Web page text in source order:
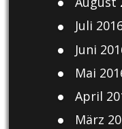
Juli
Juni
Mai
April
März